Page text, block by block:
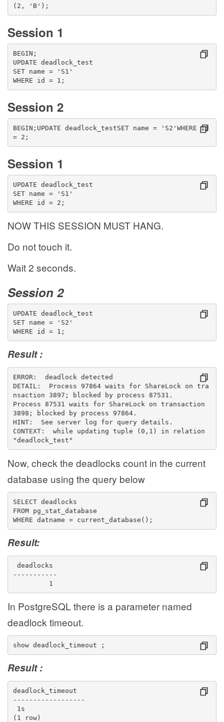
(2, 'B');
Session 1
BEGIN;
UPDATE deadlock_test
SET name = 'S1'
WHERE id = 1;
Session 2
BEGIN;UPDATE deadlock_testSET name = 'S2'WHERE id
= 2;
Session 1
UPDATE deadlock_test
SET name = 'S1'
WHERE id = 2;
NOW THIS SESSION MUST HANG.
Do not touch it.
Wait 2 seconds.
Session 2
UPDATE deadlock_test
SET name = 'S2'
WHERE id = 1;
Result :
ERROR:  deadlock detected
DETAIL:  Process 97864 waits for ShareLock on tra
nsaction 3897; blocked by process 87531.
Process 87531 waits for ShareLock on transaction
3898; blocked by process 97864.
HINT:  See server log for query details.
CONTEXT:  while updating tuple (0,1) in relation
"deadlock_test"
Now, check the deadlocks count in the current
database using the query below
SELECT deadlocks
FROM pg_stat_database
WHERE datname = current_database();
Result:
deadlocks
-----------
1
In PostgreSQL there is a parameter named
deadlock timeout.
show deadlock_timeout ;
Result :
deadlock_timeout
------------------
1s
(1 row)